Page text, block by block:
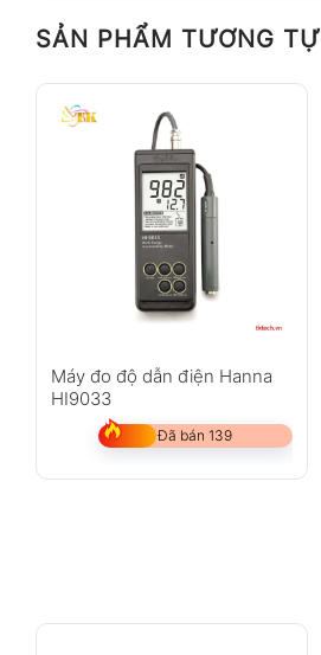
SẢN PHẨM TƯƠNG TỰ
Máy đo độ dẫn điện Hanna
HI9033
Đã bán 139